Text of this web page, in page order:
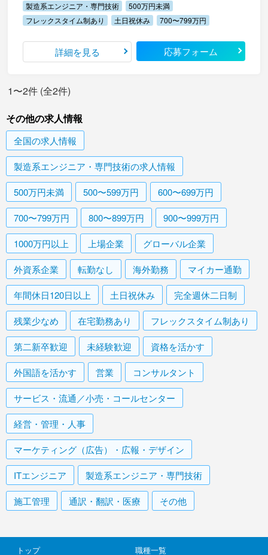
製造系エンジニア・専門技術
500万円未満
フレックスタイム制あり
土日祝休み 700〜799万円
詳細を見る 応募フォーム
1〜2件 (全2件)
その他の求人情報
全国の求人情報
製造系エンジニア・専門技術の求人情報
500万円未満 500〜599万円 600〜699万円
700〜799万円 800〜899万円 900〜999万円
1000万円以上 上場企業 グローバル企業
外資系企業 転勤なし 海外勤務 マイカー通勤
年間休日120日以上 土日祝休み 完全週休二日制
残業少なめ 在宅勤務あり フレックスタイム制あり
第二新卒歓迎 未経験歓迎 資格を活かす
外国語を活かす 営業 コンサルタント
サービス・流通／小売・コールセンター
経営・管理・人事
マーケティング（広告）・広報・デザイン
ITエンジニア 製造系エンジニア・専門技術
施工管理 通訳・翻訳・医療 その他
トップ 職種一覧